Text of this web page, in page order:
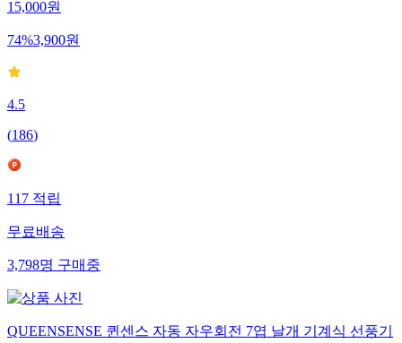
15,000원
74%3,900원
4.5
(186)
117적립
무료배송
3,798명구매중
QUEENSENSE 퀸센스 자동 자우회전 7엽 날개 기계식 선풍기